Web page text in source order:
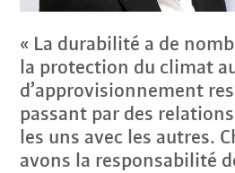
« La durabilité a de
la protection du climat
d’approvisionnement
passant par des
les uns avec les autres.
avons la responsabilité